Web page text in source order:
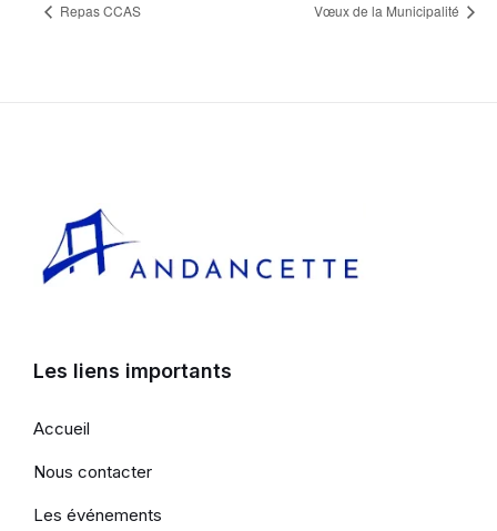
Repas CCAS Vœux de la Municipalité
Les liens importants
Accueil
Nous contacter
Les événements